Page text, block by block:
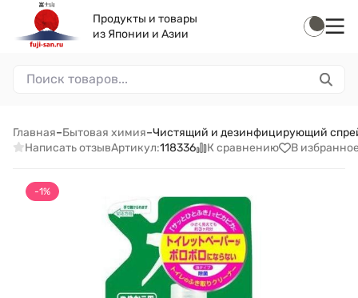
Продукты и товары
из Японии и Азии
Главная–Бытовая химия–Чистящий и дезинфицирующий
Написать отзывАртикул:118336 К сравнению В
-1%